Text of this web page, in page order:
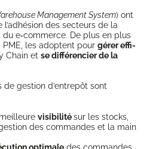
Mana­ge­ment Sys­tem) ont
des sec­teurs de la
e‑commerce. De plus en plus
PME, les adoptent pour gérer effi­
Chain et se dif­fé­ren­cier de la
de ges­tion d’en­tre­pôt sont
visi­bi­li­tésur les stocks,
des com­mandes et la main
opti­male des commandes.